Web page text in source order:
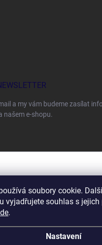
soubory cookie.
vyjadřujete souhlas s
.
Nastavení
a my vám budeme zasílat
našem e-shopu.
souhlasíte spodmínkami